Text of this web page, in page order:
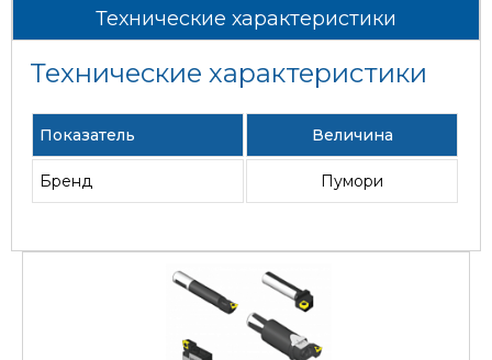
Технические характеристики
Технические характеристики
Показатель Величина
Бренд Пумори